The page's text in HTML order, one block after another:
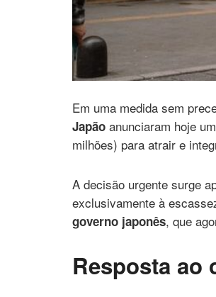
Em uma medida sem
Japão anunciaram hoje
milhões) para atrair e
A decisão urgente surge
exclusivamente à
governo japonês, que
Resposta ao